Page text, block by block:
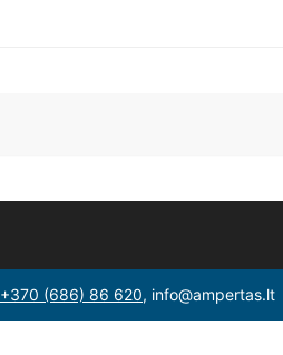
+370 (686) 86 620, info@ampertas.lt